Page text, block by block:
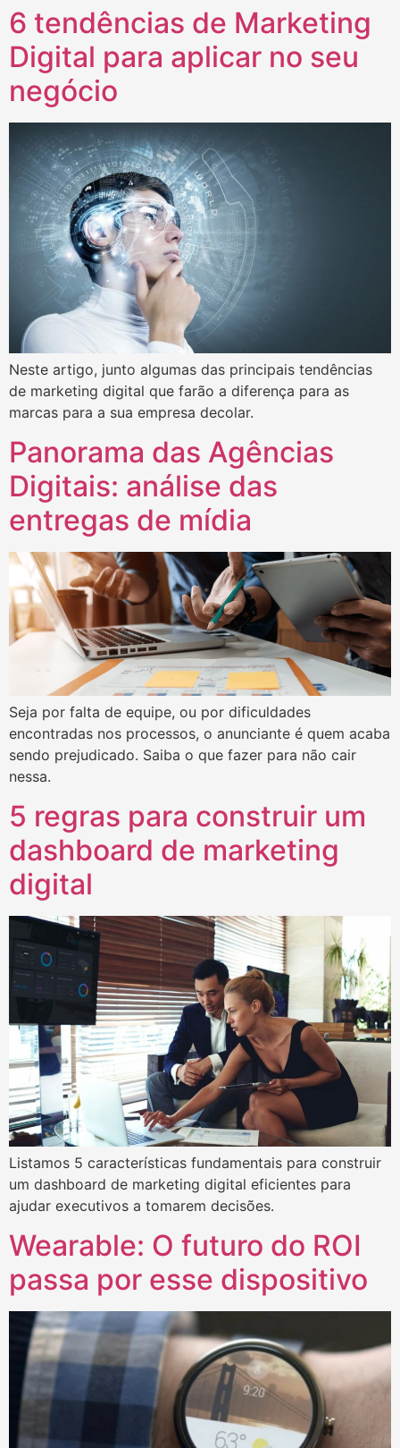
6 tendências de Marketing
Digital para aplicar no seu
negócio
Neste artigo, junto algumas das principais tendências
de marketing digital que farão a diferença para as
marcas para a sua empresa decolar.
Panorama das Agências
Digitais: análise das
entregas de mídia
Seja por falta de equipe, ou por dificuldades
encontradas nos processos, o anunciante é quem acaba
sendo prejudicado. Saiba o que fazer para não cair
nessa.
5 regras para construir um
dashboard de marketing
digital
Listamos 5 características fundamentais para construir
um dashboard de marketing digital eficientes para
ajudar executivos a tomarem decisões.
Wearable: O futuro do ROI
passa por esse dispositivo